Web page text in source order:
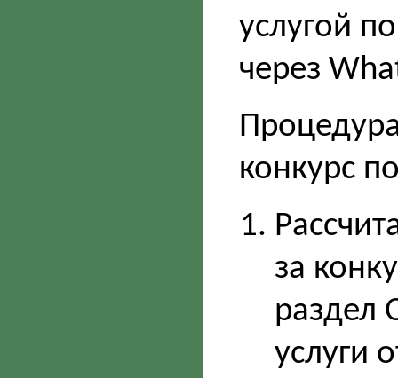
услугой
через
конкурс
за
раздел
услуги